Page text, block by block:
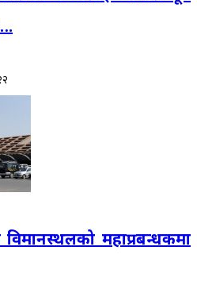
विमानस्थलको महाप्रबन्धकमा